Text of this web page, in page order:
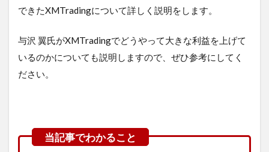
できたXMTradingについて詳しく説明をします。
与沢 翼氏がXMTradingでどうやって大きな利益を上げて
いるのかについても説明しますので、ぜひ参考にしてく
ださい。